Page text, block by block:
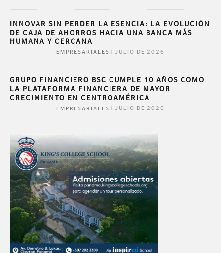
INNOVAR SIN PERDER LA ESENCIA: LA EVOLUCIÓN
DE CAJA DE AHORROS HACIA UNA BANCA MÁS
HUMANA Y CERCANA
EMPRESARIALES JULIO DE 2026
GRUPO FINANCIERO BSC CUMPLE 10 AÑOS COMO
LA PLATAFORMA FINANCIERA DE MAYOR
CRECIMIENTO EN CENTROAMÉRICA
EMPRESARIALES JULIO DE 2026